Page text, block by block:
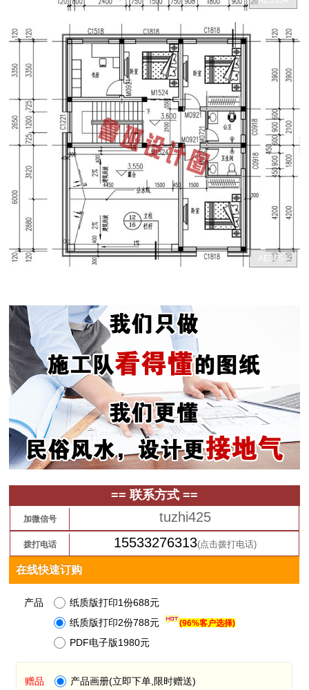
== 联系方式 ==
加微信号 tuzhi425
拨打电话 15533276313(点击拨打电话)
AE3554